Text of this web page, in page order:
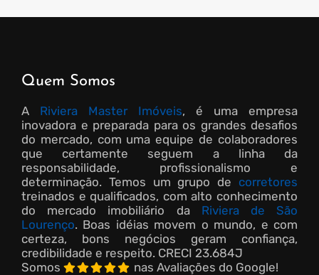
Quem Somos
A Riviera Master Imóveis, é uma empresa
inovadora e preparada para os grandes desafios
do mercado, com uma equipe de colaboradores
que certamente seguem a linha da
responsabilidade, profissionalismo e
determinação. Temos um grupo de corretores
treinados e qualificados, com alto conhecimento
do mercado imobiliário da Riviera de São
Lourenço. Boas idéias movem o mundo, e com
certeza, bons negócios geram confiança,
credibilidade e respeito. CRECI 23.684J
Somos
nas Avaliações do Google!